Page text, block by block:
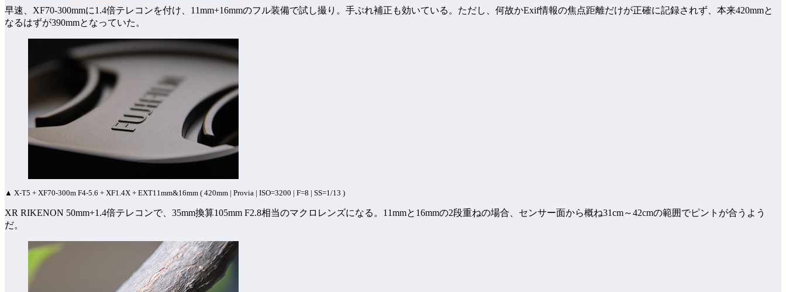
早速、XF70-300mmに1.4倍テレコンを付け、11mm+16mmのフル装備で試し撮り。手ぶれ補正も効いている。ただし、何故かExif情報の焦点距離だけが正確に記録されず、本来420mmと
なるはずが390mmとなっていた。
▲ X-T5 + XF70-300m F4-5.6 + XF1.4X + EXT11mm&16mm ( 420mm | Provia | ISO=3200 | F=8 | SS=1/13 )
XR RIKENON 50mm+1.4倍テレコンで、35mm換算105mm F2.8相当のマクロレンズになる。11mmと16mmの2段重ねの場合、センサー面から概ね31cm～42cmの範囲でピントが合うよう
だ。